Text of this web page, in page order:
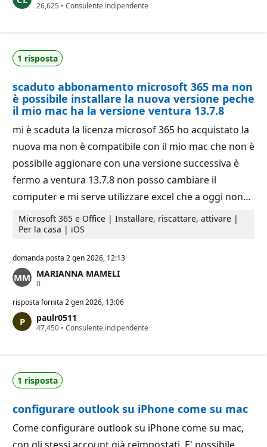
d
u
t
a
i
o
n
e
26,625 P
i
p
u
t
a
i
n
• Consulente indipendente
1 risposta
scaduto abbonamento microsoft 365 ma non
è possibile installare la nuova versione peche
il mio mac ha la versione ventura 13.7.8
mi è scaduta la licenza microsof 365 ho acquistato la
nuova ma non è compatibile con il mio mac che non è
possibile aggionare con una versione successiva è
fermo a ventura 13.7.8 non posso cambiare il
computer e mi serve utilizzare excel che a oggi non…
Microsoft 365 e Office | Installare, riscattare, attivare |
Per la casa | iOS
domanda posta 2 gen 2026, 12:13
MARIANNA MAMELI
0P
n
i
d
u
t
a
i
o
n
risposta fornita 2 gen 2026, 13:06
paulr0511
47,450 P
i
p
t
a
z
• Consulente indipendente
1 risposta
configurare outlook su iPhone come su mac
Come configurare outlook su iPhone come su mac,